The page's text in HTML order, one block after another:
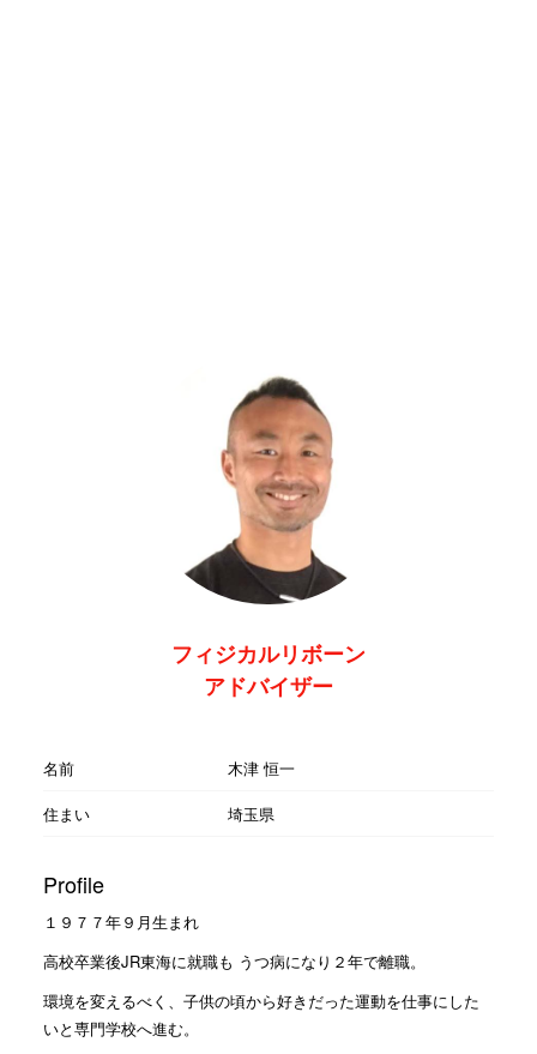
フィジカルリボーン
アドバイザー
名前
木津 恒一
住まい
埼玉県
Profile
１９７７年９月生まれ
高校卒業後JR東海に就職も うつ病になり２年で離職。
環境を変えるべく、子供の頃から好きだった運動を仕事にした
いと専門学校へ進む。